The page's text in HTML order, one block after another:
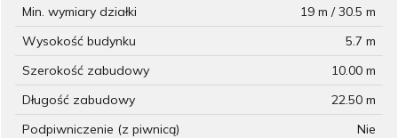
Min. wymiary działki
19 m / 30.5 m
Wysokość budynku
5.7 m
Szerokość zabudowy
10.00 m
Długość zabudowy
22.50 m
Podpiwniczenie (z piwnicą)
Nie